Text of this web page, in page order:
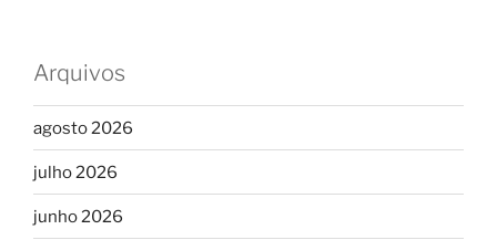
Arquivos
agosto 2026
julho 2026
junho 2026